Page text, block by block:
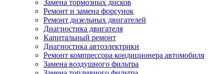
Замена тормозных дисков
Ремонт и замена форсунок
Ремонт дизельных двигателей
Диагностика двигателя
Капитальный ремонт
Диагностика автоэлектрики
Ремонт компрессора кондиционера автомобиля
Замена воздушного фильтра